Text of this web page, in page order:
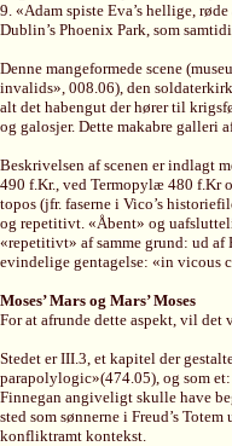
9. «Adam spiste Eva’s hellige,
Dublin’s Phoenix Park, som
Denne mangeformede scene
invalids», 008.06), den
alt det habengut der hører til
og galosjer. Dette makabre galleri
Beskrivelsen af scenen er indlagt
490 f.Kr., ved Termopylæ 480 f.Kr
topos (jfr. faserne i Vico’s
og repetitivt. «Åbent» og
«repetitivt» af samme grund: ud
evindelige gentagelse: «in vicous
Moses’ Mars og Mars’ Moses
For at afrunde dette aspekt, vil
Stedet er III.3, et kapitel der
parapolylogic»(474.05), og som
Finnegan angiveligt skulle have
sted som sønnerne i Freud’s
konfliktramt kontekst.